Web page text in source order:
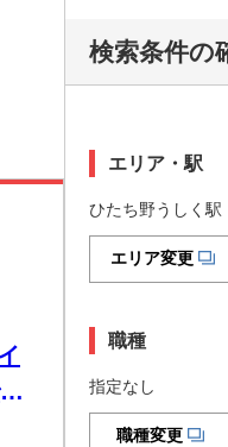
検索条件の
エリア・駅
ひたち野うしく駅
エリア変更
職種
指定なし
職種変更